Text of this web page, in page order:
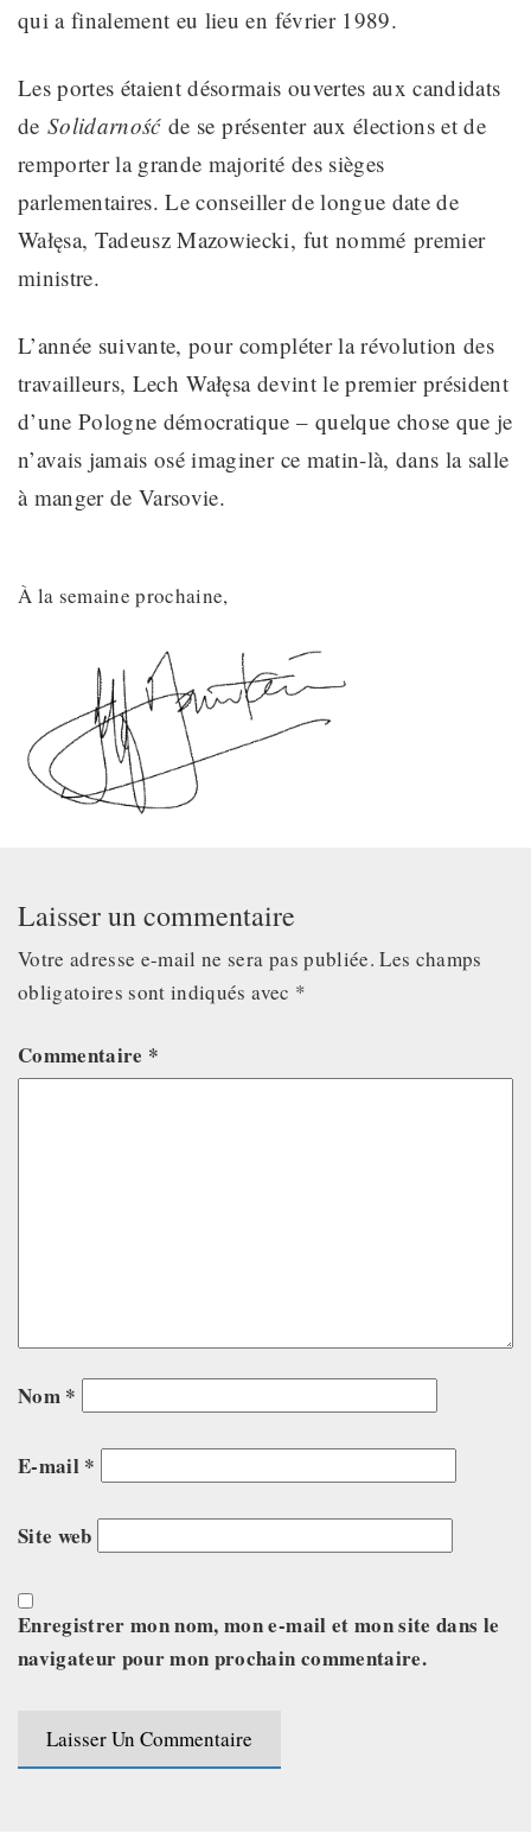
qui a finalement eu lieu en février 1989.
Les portes étaient désormais ouvertes aux candidats
de Solidarność de se présenter aux élections et de
remporter la grande majorité des sièges
parlementaires. Le conseiller de longue date de
Wałęsa, Tadeusz Mazowiecki, fut nommé premier
ministre.
L’année suivante, pour compléter la révolution des
travailleurs, LechWałęsa devint le premier président
d’une Pologne démocratique – quelque chose que je
n’avais jamais osé imaginer ce matin-là, dans la salle
à manger de Varsovie.
À la semaine prochaine,
Laisser un commentaire
Votre adresse e-mail ne sera pas publiée. Les champs
obligatoires sont indiqués avec *
Commentaire *
Nom *
E-mail *
Site web
Enregistrer mon nom, mon e-mail et mon site dans le
navigateur pour mon prochain commentaire.